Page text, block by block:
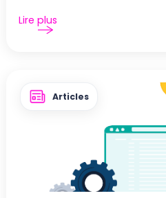
Lire plus
Articles